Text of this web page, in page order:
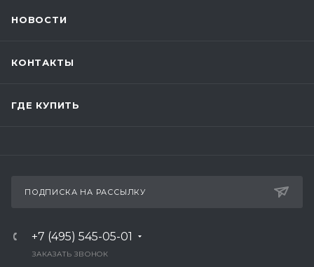
НОВОСТИ
КОНТАКТЫ
ГДЕ КУПИТЬ
ПОДПИСКА НА РАССЫЛКУ
+7 (495) 545-05-01
ЗАКАЗАТЬ ЗВОНОК